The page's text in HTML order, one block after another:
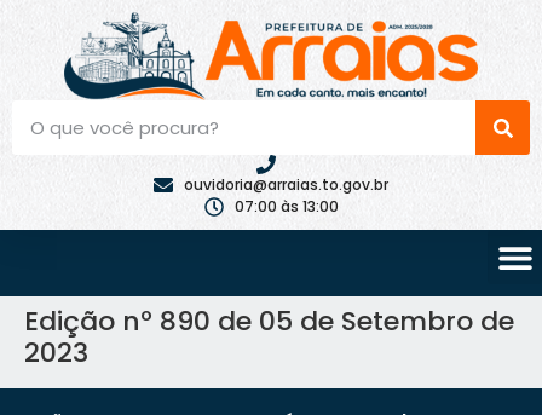
ouvidoria@arraias.to.gov.br
07:00 às 13:00
Edição nº 890 de 05 de Setembro de
2023